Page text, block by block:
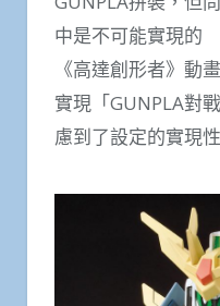
中是不可能實現的
《高達創形者》動
實現「GUNPLA對
慮到了設定的實現性